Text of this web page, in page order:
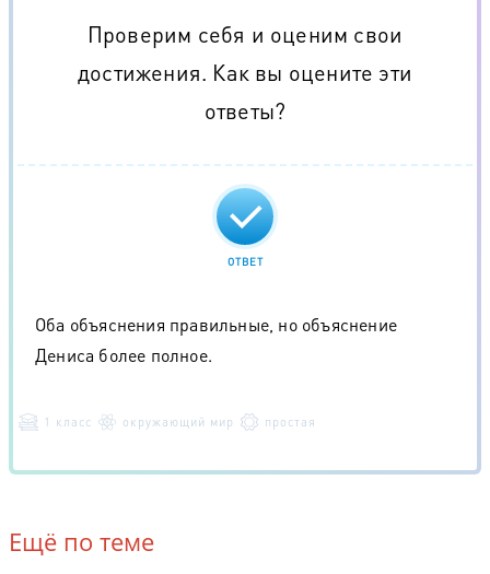
Проверим себя и оценим свои
достижения. Как вы оцените эти
ответы?
ОТВЕТ
Оба объяснения правильные, но объяснение
Дениса более полное.
1 класс окружающий мир простая
Ещё по теме